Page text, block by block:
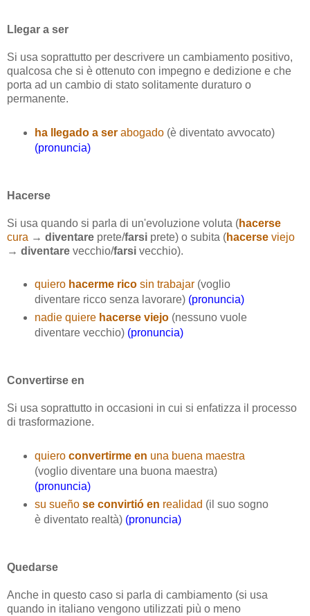
Llegar a ser
Si usa soprattutto per descrivere un cambiamento positivo,
qualcosa che si è ottenuto con impegno e dedizione e che
porta ad un cambio di stato solitamente duraturo o
permanente.
ha llegado a serabogado(è diventato avvocato)
(pronuncia)
Hacerse
Si usa quando si parla di un'evoluzione voluta (hacerse
cura → diventare prete/farsi prete) o subita (hacerse viejo
→ diventare vecchio/farsi vecchio).
quiero hacerme ricosin trabajar(voglio
diventare ricco senza lavorare) (pronuncia)
nadie quiere hacerse viejo(nessuno vuole
diventare vecchio) (pronuncia)
Convertirse en
Si usa soprattutto in occasioni in cui si enfatizza il processo
di trasformazione.
quiero convertirme en una buena maestra
(voglio diventare una buona maestra)
(pronuncia)
su sueño se convirtió en realidad (il suo sogno
è diventato realtà) (pronuncia)
Quedarse
Anche in questo caso si parla di cambiamento (si usa
quando in italiano vengono utilizzati più o meno